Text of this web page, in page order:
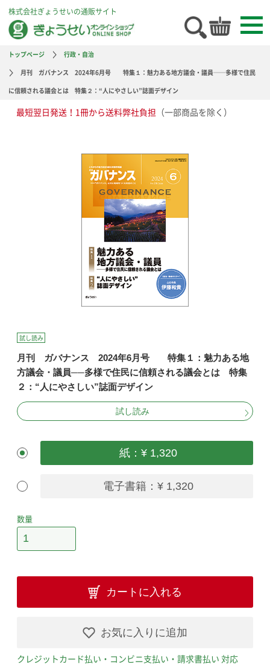
株式会社ぎょうせいの通販サイト
トップページ
行政・自治
月刊 ガバナンス 2024年6月号 特集１：魅力ある地方議会・議員──多様で住民
に信頼される議会とは 特集２：“人にやさしい”誌面デザイン
最短翌日発送！1冊から送料弊社負担 （一部商品を除く）
試し読み
月刊 ガバナンス 2024年6月号 特集１：魅力ある地
方議会・議員──多様で住民に信頼される議会とは 特集
２：“人にやさしい”誌面デザイン
試し読み
紙：¥ 1,320
電子書籍：¥ 1,320
数量
カートに入れる
お気に入りに追加
クレジットカード払い・コンビニ支払い・請求書払い 対応